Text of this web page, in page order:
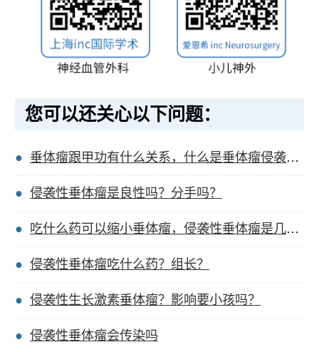
您可以还关心以下问题：
垂体瘤跟甲功有什么关系，什么是垂体瘤侵袭性生长？
侵袭性垂体瘤是良性吗？分手吗？
吃什么药可以缩小垂体瘤，侵袭性垂体瘤是几级恶性？
侵袭性垂体瘤吃什么药？组长？
侵袭性生长激素垂体瘤？影响要小孩吗？
侵袭性垂体瘤会传染吗